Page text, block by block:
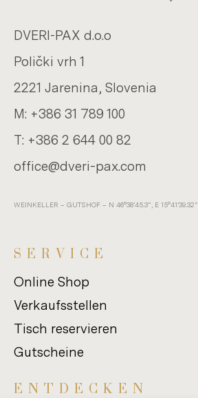
DVERI-​PAX d.o.o
Polički vrh 1
2221 Ja­re­ni­na, Slo­ve­nia
M: +386 31 789 100
T: +386 2 644 00 82
of­fice@dveri-​pax.com
WEIN­KEL­LER – GUTS­HOF – N 46°38’45.3”, E 15°41’39.32”
SER­VICE
Online Shop
Verkaufsstellen
Tisch reservieren
Gutscheine
ENT­DE­CKEN